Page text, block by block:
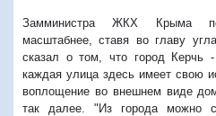
Замминистра ЖКХ Крыма
масштабнее, ставя во главу
сказал о том, что город Керчь
каждая улица здесь имеет свою
воплощение во внешнем виде
так далее. "Из города можно